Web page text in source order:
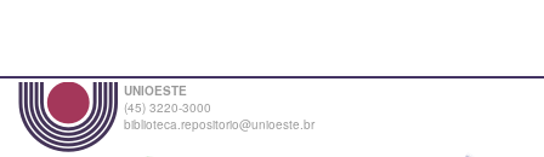
UNIOESTE
(45) 3220-3000
biblioteca.repositorio@unioeste.br